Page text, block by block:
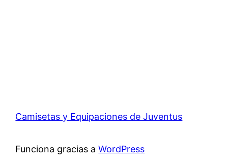
Camisetas y Equipaciones de Juventus
Funciona gracias aWordPress